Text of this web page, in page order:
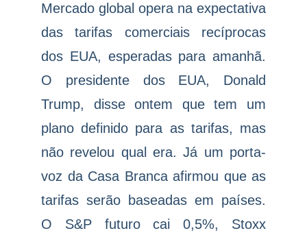
Mercado global opera na expectativa
das tarifas comerciais recíprocas
dos EUA, esperadas para amanhã.
O presidente dos EUA, Donald
Trump, disse ontem que tem um
plano definido para as tarifas, mas
não revelou qual era. Já um porta-
voz da Casa Branca afirmou que as
tarifas serão baseadas em países.
O S&P futuro cai 0,5%, Stoxx